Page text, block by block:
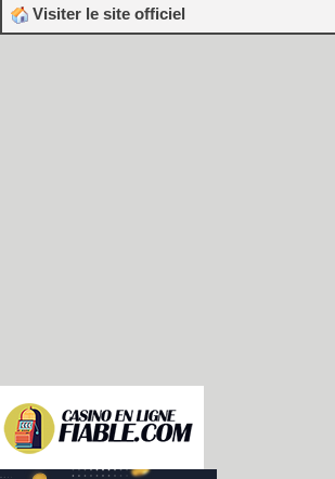
Visiter le site officiel